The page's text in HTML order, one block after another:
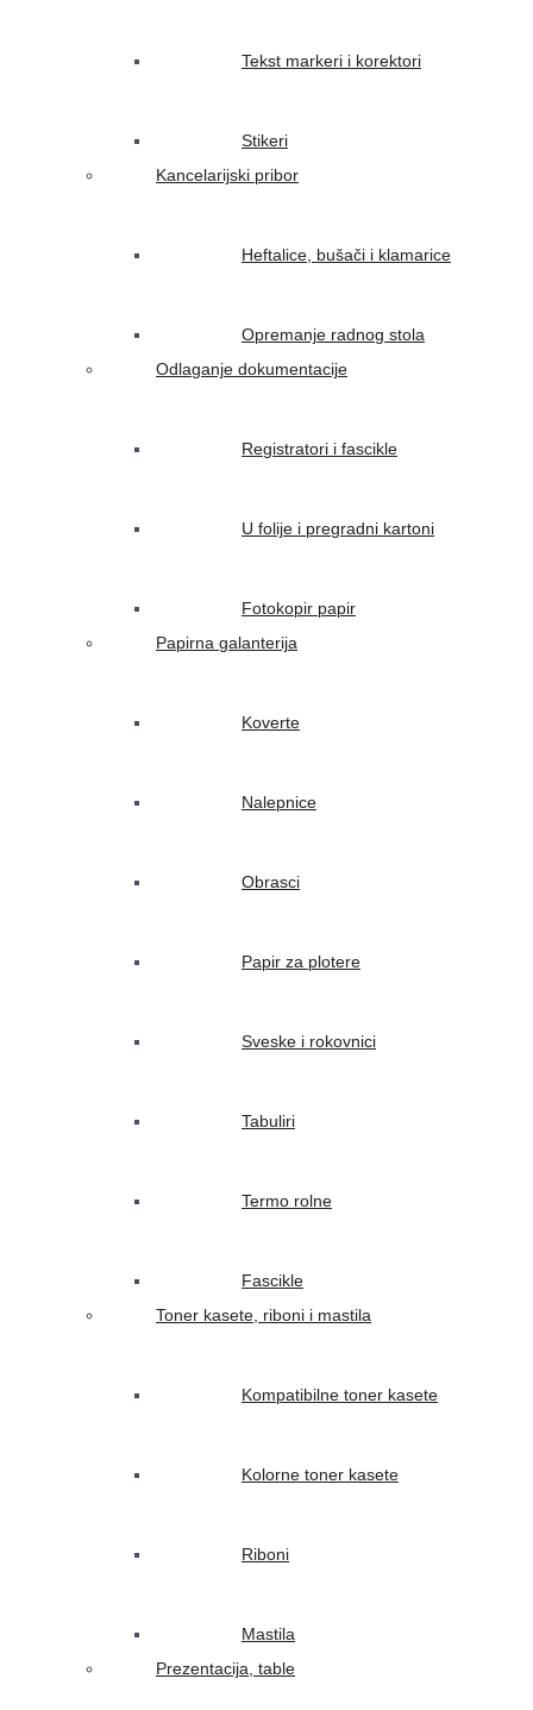
Tekst markeri i korektori
Stikeri
Kancelarijski pribor
Heftalice, bušači i klamarice
Opremanje radnog stola
Odlaganje dokumentacije
Registratori i fascikle
U folije i pregradni kartoni
Fotokopir papir
Papirna galanterija
Koverte
Nalepnice
Obrasci
Papir za plotere
Sveske i rokovnici
Tabuliri
Termo rolne
Fascikle
Toner kasete, riboni i mastila
Kompatibilne toner kasete
Kolorne toner kasete
Riboni
Mastila
Prezentacija, table